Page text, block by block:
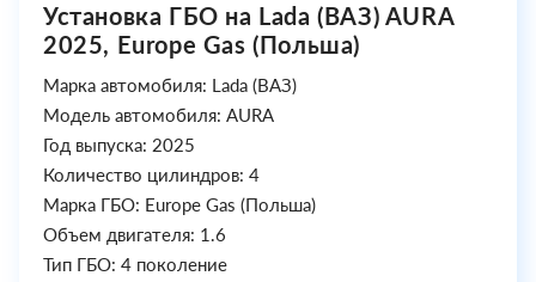
Установка ГБО на Lada (ВАЗ) AURA
2025, Europe Gas (Польша)
Марка автомобиля: Lada (ВАЗ)
Модель автомобиля: AURA
Год выпуска: 2025
Количество цилиндров: 4
Марка ГБО: Europe Gas (Польша)
Объем двигателя: 1.6
Тип ГБО: 4 поколение